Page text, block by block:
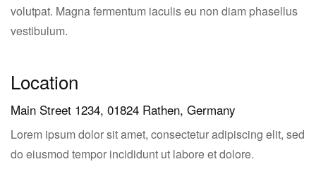
volutpat. Magna fermentum iaculis eu non diam phasellus
vestibulum.
Location
Main Street 1234, 01824 Rathen, Germany
Lorem ipsum dolor sit amet, consectetur adipiscing elit, sed
do eiusmod tempor incididunt ut labore et dolore.